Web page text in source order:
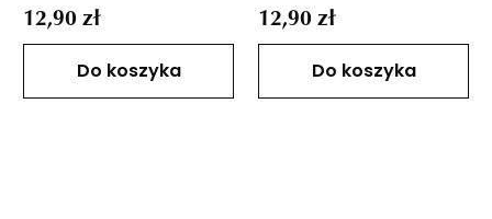
12,90 zł
Do koszyka
12,90 zł
Do koszyka